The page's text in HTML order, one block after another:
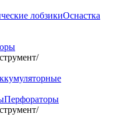
лобзикиОснастка
/
Перфораторы
/